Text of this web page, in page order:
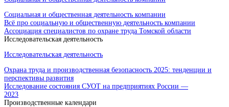
Социальная и общественная деятельность компании
Всё про социальную и общественную деятельность компании
Ассоциация специалистов по охране труда Томской области
Исследовательская деятельность
Исследовательская деятельность
Охрана труда и производственная безопасность 2025: тенденции и
перспективы развития
Исследование состояния СУОТ на предприятиях России —
2023
Производственные календари